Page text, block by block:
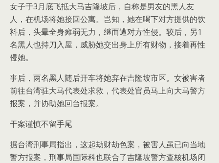
女子于3月底飞抵大马吉隆坡后，自称是男友的黑人友
人，在机场将她接回公寓。岂知，她在喝下对方提供的饮
料后，头晕全身瘫弱无力，继而遭对方性侵。较后，另1
名黑人也持刀入屋，威胁她交出身上所有财物，接着再性
侵她。
事后，两名黑人随后开车将她弃在吉隆坡市区。女被害者
前往台湾驻大马代表处求救，代表处官员马上向大马警方
报案，并协助她回台报案。
干案谨慎不留手尾
据台湾刑事局指出，这起劫财劫色案，被害人虽已向当地
警方报案，刑事局国际科也联合了吉隆坡警方查核机场闭